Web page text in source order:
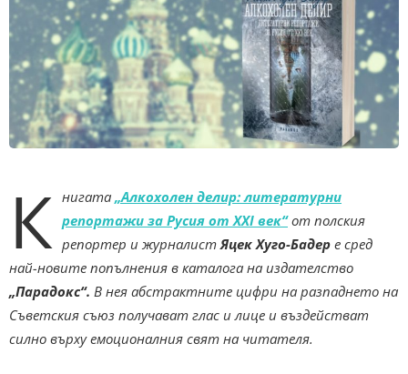
К нигата „Алкохолен делир: литературни
репортажи за Русия от XXI век“от полския
репортер и журналист Яцек Хуго-Бадер е сред
най-новите попълнения в каталога на издателство
„Парадокс“. В нея абстрактните цифри на разпаднето на
Съветския съюз получават глас и лице и въздействат
силно върху емоционалния свят на читателя.